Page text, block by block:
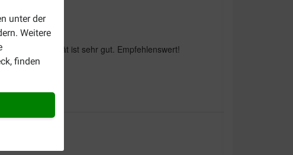
unter der
Weitere
finden
Die Qualität ist sehr gut. Empfehlenswert!